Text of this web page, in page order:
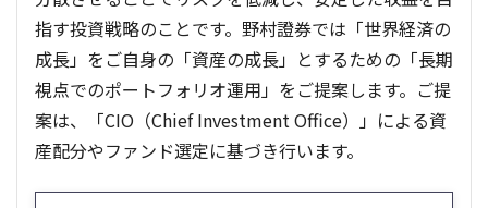
指す投資戦略のことです。野村證券では「世界経済の
成長」をご自身の「資産の成長」とするための「長期
視点でのポートフォリオ運用」をご提案します。ご提
案は、「CIO（Chief Investment Office）」による資
産配分やファンド選定に基づき行います。